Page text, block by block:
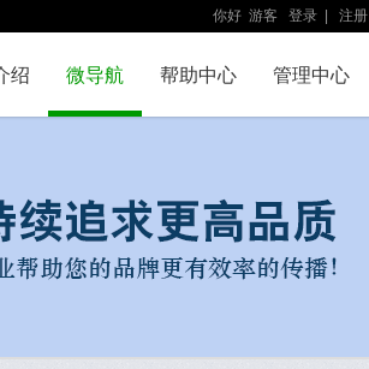
你好 游客 登录 注册
绍 微导航 帮助中心 管理中心